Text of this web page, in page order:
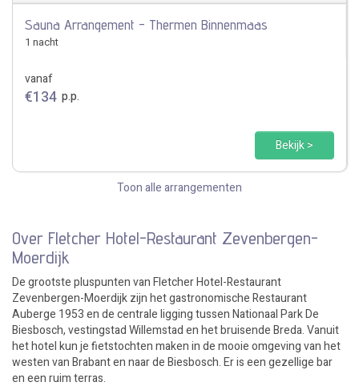
Sauna Arrangement - Thermen Binnenmaas
1 nacht
vanaf
€134 p.p.
Bekijk >
Toon alle arrangementen
Over Fletcher Hotel-Restaurant Zevenbergen-
Moerdijk
De grootste pluspunten van Fletcher Hotel-Restaurant
Zevenbergen-Moerdijk zijn het gastronomische Restaurant
Auberge 1953 en de centrale ligging tussen Nationaal Park De
Biesbosch, vestingstad Willemstad en het bruisende Breda. Vanuit
het hotel kun je fietstochten maken in de mooie omgeving van het
westen van Brabant en naar de Biesbosch. Er is een gezellige bar
en een ruim terras.